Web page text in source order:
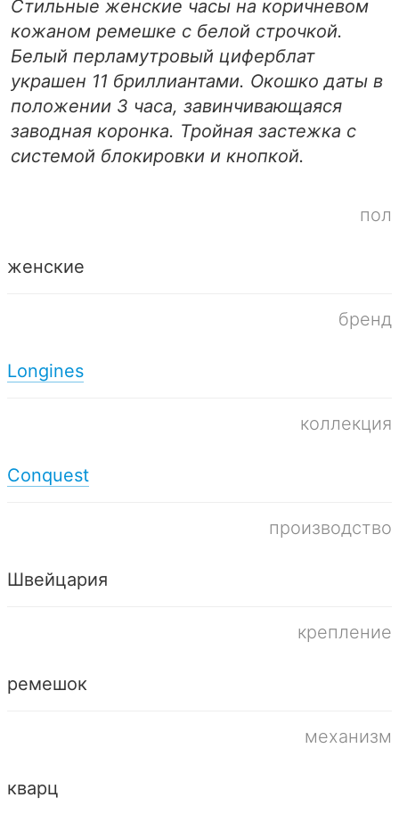
Стильные женские часы на коричневом
кожаном ремешке с белой строчкой.
Белый перламутровый циферблат
украшен 11 бриллиантами. Окошко даты в
положении 3 часа, завинчивающаяся
заводная коронка. Тройная застежка с
системой блокировки и кнопкой.
пол
женские
бренд
Longines
коллекция
Conquest
производство
Швейцария
крепление
ремешок
механизм
кварц